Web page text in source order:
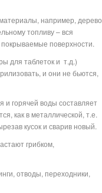
например, дерево
топливу – вся
поверхности.
для таблеток и т.д.)
и они не бьются,
и горячей воды составляет
как в металлической, т.е.
кусок и сварив новый.
грибком,
отводы, переходники,